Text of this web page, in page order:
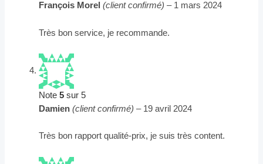
François Morel(client confirmé) – 1 mars 2024
Très bon service, je recommande.
Note5 sur 5
Damien(client confirmé) – 19 avril 2024
Très bon rapport qualité-prix, je suis très content.